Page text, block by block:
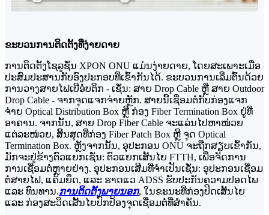
ຂະບວນການຕິດຕັ້ງທີ່ງ່າຍດາຍ
ການຕິດຕັ້ງໂຊລູຊັ່ນ XPON ONU ແມ່ນງ່າຍດາຍ, ໂດຍສະເພາະເມື່ອ
ປະສົມປະສານກັບອົງປະກອບທີ່ເຂົ້າກັນໄດ້. ຂະບວນການເລີ່ມຕົ້ນດ້ວຍ
ການວາງສາຍໄຟເບີອໍບຕິກ - ເຊັ່ນ: ສາຍ Drop Cable ຫຼື ສາຍ Outdoor
Drop Cable - ຈາກຈຸດແຈກຈ່າຍຫຼັກ. ສາຍນີ້ເຊື່ອມຕໍ່ກັບກ່ອງແຈກ
ຈ່າຍ Optical Distribution Box ຫຼື ກ່ອງ Fiber Termination Box ຢູ່ທີ່
ອາຄານ. ຈາກນັ້ນ, ສາຍ Drop Fiber Cable ຈະແລ່ນໄປຫາໜ່ວຍ
ແຕ່ລະໜ່ວຍ, ສິ້ນສຸດທີ່ກ່ອງ Fiber Patch Box ຫຼື ຈຸດ Optical
Termination Box. ຫຼັງຈາກນັ້ນ, ອຸປະກອນ ONU ຈະຖືກສຽບເຂົ້າກັນ,
ມັກຈະຢູ່ຂ້າງຕົວແຍກເຊັ່ນ: ຕົວແຍກເສັ້ນໄຍ FTTH, ເພື່ອຈັດການ
ການເຊື່ອມຕໍ່ຫຼາຍຢ່າງ. ອຸປະກອນເສີມທີ່ຈຳເປັນເຊັ່ນ: ອຸປະກອນເຊື່ອມ
ຕໍ່ສາຍໄຟ, ແຄ້ມຍຶດ, ແລະ ຮາດແວ ADSS ຮັບປະກັນຄວາມປອດໄພ
ແລະ ທົນທານ.ການຕິດຕັ້ງພາຍນອກ, ໃນຂະນະທີ່ກ່ອງປິດເສັ້ນໄຍ
ແລະ ກ່ອງສະວິດເສັ້ນໄຍປົກປ້ອງຈຸດເຊື່ອມຕໍ່ທີ່ສຳຄັນ.